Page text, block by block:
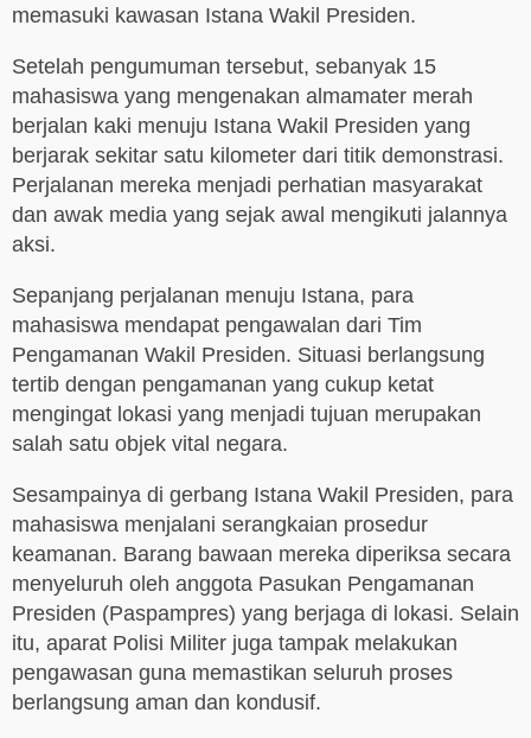
memasuki kawasan Istana Wakil Presiden.
Setelah pengumuman tersebut, sebanyak 15
mahasiswa yang mengenakan almamater merah
berjalan kaki menuju Istana Wakil Presiden yang
berjarak sekitar satu kilometer dari titik demonstrasi.
Perjalanan mereka menjadi perhatian masyarakat
dan awak media yang sejak awal mengikuti jalannya
aksi.
Sepanjang perjalanan menuju Istana, para
mahasiswa mendapat pengawalan dari Tim
Pengamanan Wakil Presiden. Situasi berlangsung
tertib dengan pengamanan yang cukup ketat
mengingat lokasi yang menjadi tujuan merupakan
salah satu objek vital negara.
Sesampainya di gerbang Istana Wakil Presiden, para
mahasiswa menjalani serangkaian prosedur
keamanan. Barang bawaan mereka diperiksa secara
menyeluruh oleh anggota Pasukan Pengamanan
Presiden (Paspampres) yang berjaga di lokasi. Selain
itu, aparat Polisi Militer juga tampak melakukan
pengawasan guna memastikan seluruh proses
berlangsung aman dan kondusif.